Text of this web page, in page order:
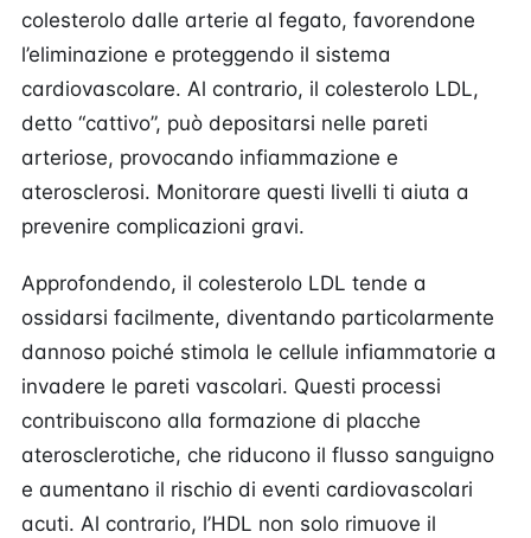
colesterolo dalle arterie al fegato, favorendone
l’eliminazione e proteggendo il sistema
cardiovascolare. Al contrario, il colesterolo LDL,
detto “cattivo”, può depositarsi nelle pareti
arteriose, provocando infiammazione e
aterosclerosi. Monitorare questi livelli ti aiuta a
prevenire complicazioni gravi.
Approfondendo, il colesterolo LDL tende a
ossidarsi facilmente, diventando particolarmente
dannoso poiché stimola le cellule infiammatorie a
invadere le pareti vascolari. Questi processi
contribuiscono alla formazione di placche
aterosclerotiche, che riducono il flusso sanguigno
e aumentano il rischio di eventi cardiovascolari
acuti. Al contrario, l’HDL non solo rimuove il